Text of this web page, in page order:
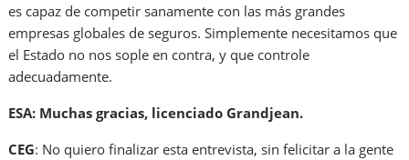
es capaz de competir sanamente con las más grandes
empresas globales de seguros. Simplemente necesitamos que
el Estado no nos sople en contra, y que controle
adecuadamente.
ESA: Muchas gracias, licenciado Grandjean.
CEG: No quiero finalizar esta entrevista, sin felicitar a la gente